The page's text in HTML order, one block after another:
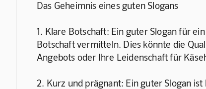
Das Geheimnis eines guten Slogans
1. Klare Botschaft: Ein guter Slogan für
Botschaft vermitteln. Dies könnte die
Angebots oder Ihre Leidenschaft für
2. Kurz und prägnant: Ein guter Slogan